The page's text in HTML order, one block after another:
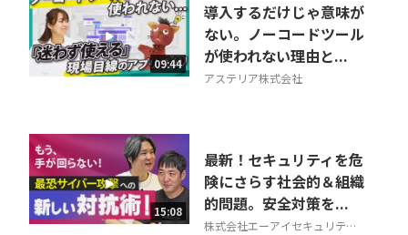
09:44
導入するだけじゃ意味が
ない。ノーコードツール
が使われない理由と...
アステリア株式会社
15:08
最新！セキュリティを危
険にさらす社会的＆組織
的問題。安全対策を...
株式会社エーアイセキュリティ